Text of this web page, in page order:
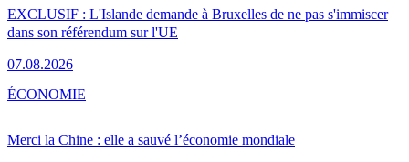
EXCLUSIF : L'Islande demande à Bruxelles de ne pas s'immiscer
dans son référendum sur l'UE
07.08.2026
Merci la Chine : elle a sauvé l’économie mondiale
ÉCONOMIE